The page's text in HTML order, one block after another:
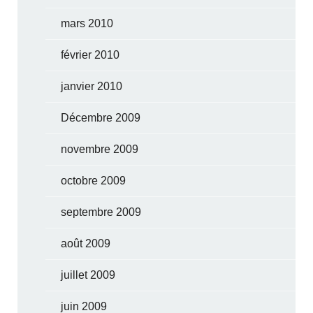
mars 2010
février 2010
janvier 2010
Décembre 2009
novembre 2009
octobre 2009
septembre 2009
août 2009
juillet 2009
juin 2009